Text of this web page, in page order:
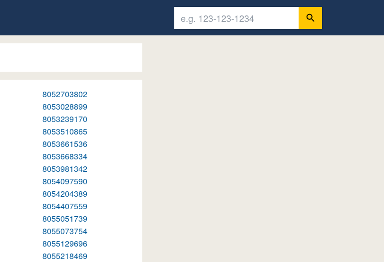
8052703802
8053028899
8053239170
8053510865
8053661536
8053668334
8053981342
8054097590
8054204389
8054407559
8055051739
8055073754
8055129696
8055218469